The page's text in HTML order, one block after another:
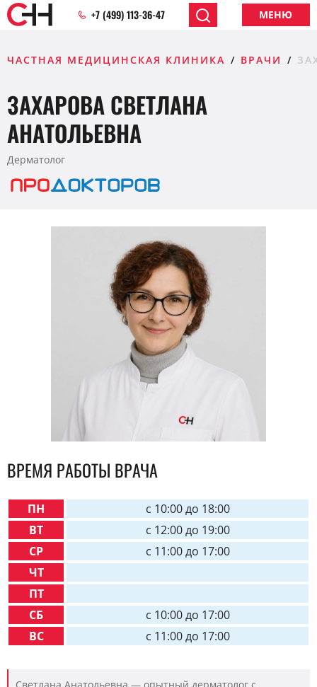
+7 (499) 113-36-47 МЕНЮ
ЧАСТНАЯ МЕДИЦИНСКАЯ КЛИНИКА ВРАЧИ
ЗАХАРОВА СВЕТЛАНА
АНАТОЛЬЕВНА
Дерматолог
ВРЕМЯ РАБОТЫ ВРАЧА
ПН
ВТ
СР
ЧТ
ПТ
СБ
ВС
c 10:00 до 18:00
c 12:00 до 19:00
c 11:00 до 17:00
c 10:00 до 17:00
c 11:00 до 17:00